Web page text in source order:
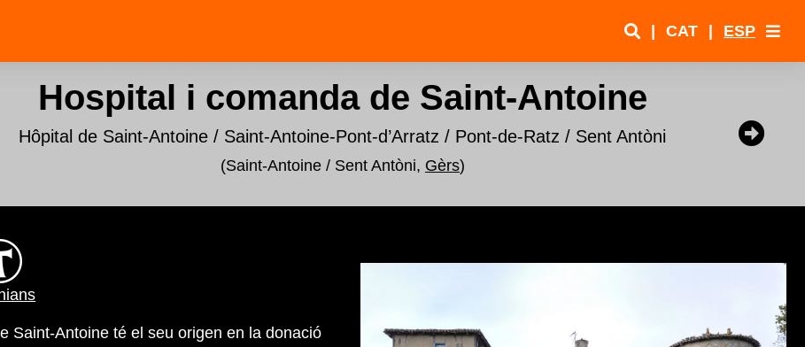
| CAT | ESP
Hospital i comanda de Saint-Antoine
Hôpital de Saint-Antoine / Saint-Antoine-Pont-d’Arratz / Pont-de-Ratz / Sent Antòni
(Saint-Antoine / Sent Antòni, Gèrs)
Saint-Antoine té el seu origen en la donació